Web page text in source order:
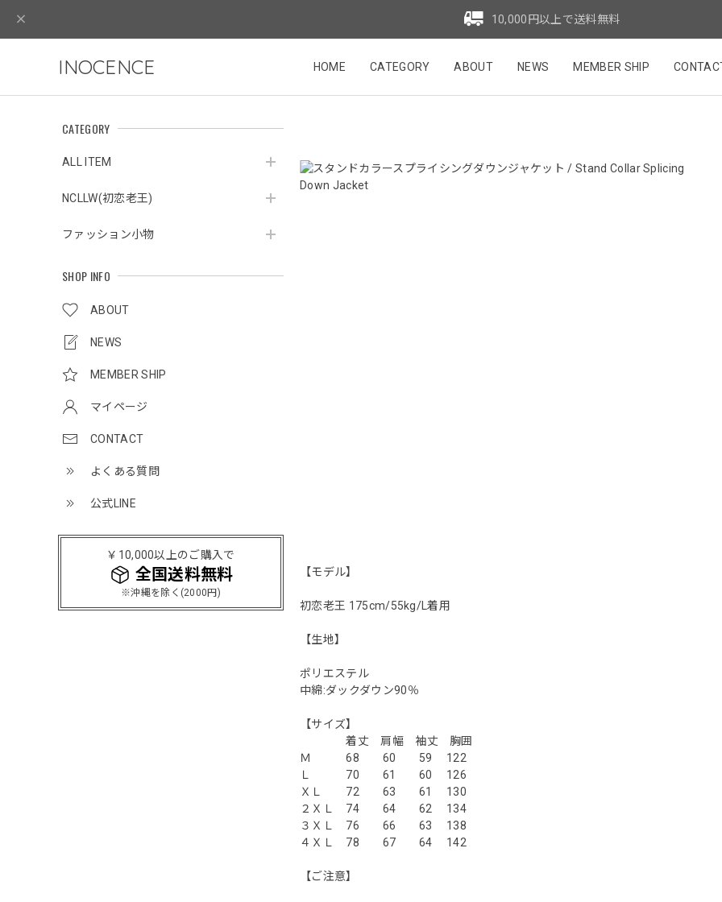
10,000円以上で送料無料
INOCENCE HOME CATEGORY ABOUT NEWS MEMBER SHIP
CATEGORY
ALL ITEM
NCLLW(初恋老王)
ファッション小物
SHOP INFO
ABOUT
NEWS
MEMBER SHIP
マイページ
CONTACT
よくある質問
公式LINE
￥10,000以上のご購入で
全国送料無料
※沖縄を除く(2000円)
【モデル】
初恋老王 175cm/55kg/L着用
【生地】
ポリエステル
中綿:ダックダウン90％
【サイズ】
着丈 肩幅 袖丈 胸囲
Ｍ 68 60 59 122
Ｌ 70 61 60 126
ＸＬ 72 63 61 130
２ＸＬ 74 64 62 134
３ＸＬ 76 66 63 138
４ＸＬ 78 67 64 142
【ご注意】